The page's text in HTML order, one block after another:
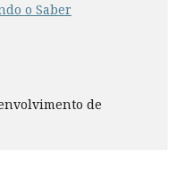
o Saber
de